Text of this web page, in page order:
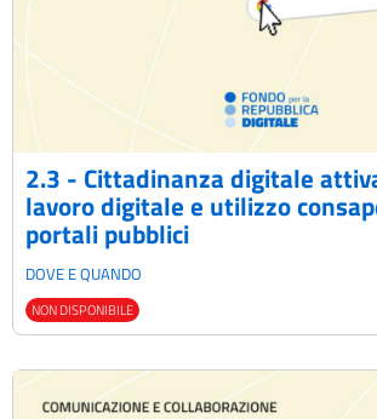
2.3 - Cittadinanza digitale
lavoro digitale e utilizzo
portali pubblici
DOVE E QUANDO
NON DISPONIBILE